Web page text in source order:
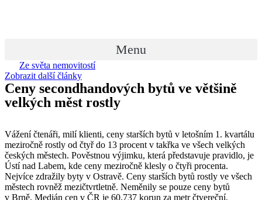
Menu
Ze světa nemovitostí
Zobrazit další články
Ceny secondhandových bytů ve většině
velkých měst rostly
Vážení čtenáři, milí klienti, ceny starších bytů v letošním 1. kvartálu
meziročně rostly od čtyř do 13 procent v takřka ve všech velkých
českých městech. Pověstnou výjimku, která představuje pravidlo, je
Ústí nad Labem, kde ceny meziročně klesly o čtyři procenta.
Nejvíce zdražily byty v Ostravě. Ceny starších bytů rostly ve všech
městech rovněž mezičtvrtletně. Neměnily se pouze ceny bytů
v Brně. Medián cen v ČR je 60.737 korun za metr čtvereční.